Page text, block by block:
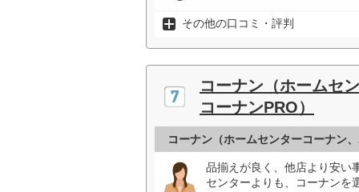
その他の口コミ・評判
コーナン（ホームセ
コーナンPRO）
コーナン（ホームセンターコーナン
品揃えが良く、他店より安い
センターよりも、コーナンを